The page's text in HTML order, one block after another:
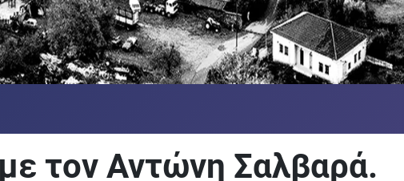
τον Αντώνη Σαλβαρά.